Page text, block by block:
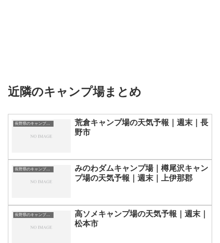
近隣のキャンプ場まとめ
長野県のキャンプ場一覧
荒倉キャンプ場の天気予報｜週末｜長
野市
長野県のキャンプ場一覧
みのわダムキャンプ場｜樽尾沢キャン
プ場の天気予報｜週末｜上伊那郡
長野県のキャンプ場一覧
高ソメキャンプ場の天気予報｜週末｜
松本市